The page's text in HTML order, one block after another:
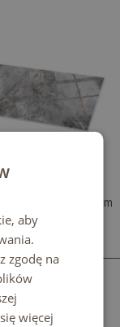
szklany blat ze
marmurowym
aby
zgodę na
więcej